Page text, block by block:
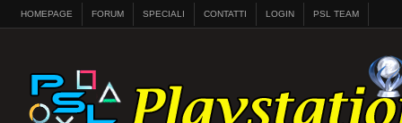
HOMEPAGE FORUM SPECIALI CONTATTI LOGIN PSL TEAM